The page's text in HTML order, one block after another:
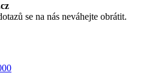
se na nás neváhejte obrátit.